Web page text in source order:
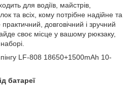
для водіїв, майстрів,
та всіх, кому потрібне надійне та
довговічний і зручний
своє місце у вашому рюкзаку,
LF-808 18650+1500mAh 10-
батареї